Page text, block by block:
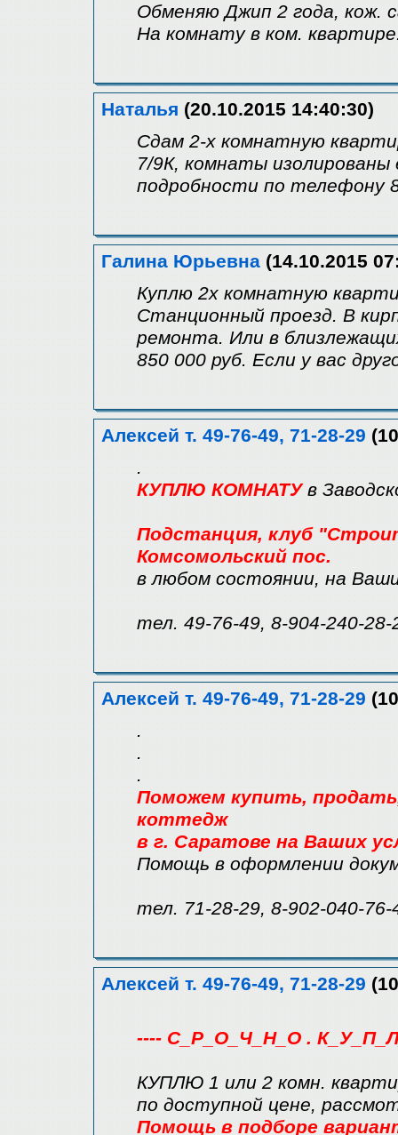
Обменяю Джип 2 года, кож.
На комнату в ком.
Наталья (20.10.2015 14:40:30)
Сдам 2-х комнатную
7/9К, комнаты изолированы
подробности по телефону
Галина Юрьевна (14.10.2015
Куплю 2х комнатную
Станционный проезд. В
ремонта. Или в
850 000 руб. Если у вас
Алексей т. 49-76-49, 71-28-29
.
КУПЛЮ КОМНАТУв
Подстанция, клуб
Комсомольский пос.
в любом состоянии, на
тел. 49-76-49, 8-904-240-28-
Алексей т. 49-76-49, 71-28-29
.
.
.
Поможем купить,
коттедж
в г. Саратове на Ваших
Помощь в оформлении
тел. 71-28-29, 8-902-040-76-
Алексей т. 49-76-49, 71-28-29
---- С_Р_О_Ч_Н_О .
КУПЛЮ 1 или 2 комн.
по доступной цене,
Помощь в подборе